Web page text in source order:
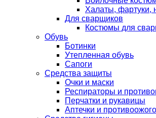
Халаты, фартуки,
Для сварщиков
Костюмы для
Обувь
Ботинки
Утепленная обувь
Сапоги
Средства защиты
Очки и маски
Респираторы и
Перчатки и рукавицы
Аптечки и